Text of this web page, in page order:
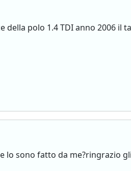
polo 1.4 TDI anno 2006 il
lo sono fatto da me?ringrazio